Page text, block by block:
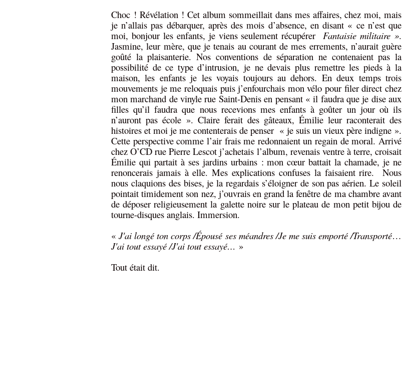
Choc ! Révélation ! Cet album sommeillait dans mes affaires, chez moi, mais
je n’allais pas débarquer, après des mois d’absence, en disant « ce n’est que
moi, bonjour les enfants, je viens seulement récupérerFantaisie militaire ».
Jasmine, leur mère, que je tenais au courant de mes errements, n’aurait guère
goûté la plaisanterie. Nos conventions de séparation ne contenaient pas la
possibilité de ce type d’intrusion, je ne devais plus remettre les pieds à la
maison, les enfants je les voyais toujours au dehors. En deux temps trois
mouvements je me reloquais puis j’enfourchais mon vélo pour filer direct chez
mon marchand de vinyle rue Saint-Denis en pensant « il faudra que je dise aux
filles qu’il faudra que nous recevions mes enfants à goûter un jour où ils
n’auront pas école ». Claire ferait des gâteaux, Émilie leur raconterait des
histoires et moi je me contenterais de penser « je suis un vieux père indigne ».
Cette perspective comme l’air frais me redonnaient un regain de moral. Arrivé
chez O’CD rue Pierre Lescot j’achetais l’album, revenais ventre à terre, croisait
Émilie qui partait à ses jardins urbains : mon cœur battait la chamade, je ne
renoncerais jamais à elle. Mes explications confuses la faisaient rire. Nous
nous claquions des bises, je la regardais s’éloigner de son pas aérien. Le soleil
pointait timidement son nez, j’ouvrais en grand la fenêtre de ma chambre avant
de déposer religieusement la galette noire sur le plateau de mon petit bijou de
tourne-disques anglais. Immersion.
«J'ai longé ton corps /Épousé ses méandres /Je me suis emporté /Transporté…
J'ai tout essayé /J'ai tout essayé… »
Tout était dit.